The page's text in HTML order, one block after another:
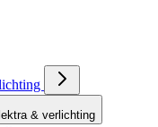
& verlichting